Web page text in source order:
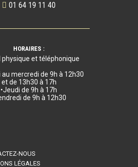
01 64 19 11 40
HORAIRES :
physique et téléphonique
au mercredi de 9h à 12h30
et de 13h30 à 17h
•Jeudi de 9h à 17h
de 9h à 12h30
NOUS
LÉGALES